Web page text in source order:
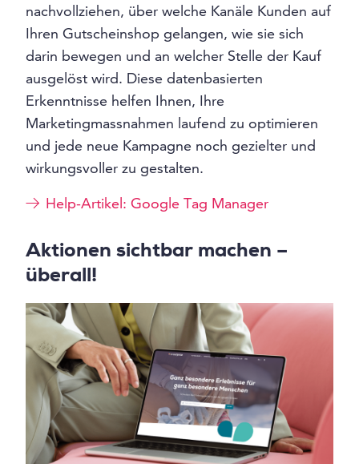
nachvollziehen, über welche Kanäle Kunden auf
Ihren Gutscheinshop gelangen, wie sie sich
darin bewegen und an welcher Stelle der Kauf
ausgelöst wird. Diese datenbasierten
Erkenntnisse helfen Ihnen, Ihre
Marketingmassnahmen laufend zu optimieren
und jede neue Kampagne noch gezielter und
wirkungsvoller zu gestalten.
Help-Artikel: Google Tag Manager
Aktionen sichtbar machen –
überall!